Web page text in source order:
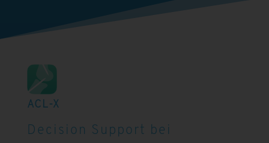
ACL-X
Decision Support bei